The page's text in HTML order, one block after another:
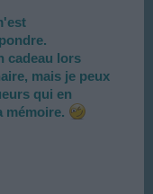
cadeau lors
mais je peux
qui en
mémoire.